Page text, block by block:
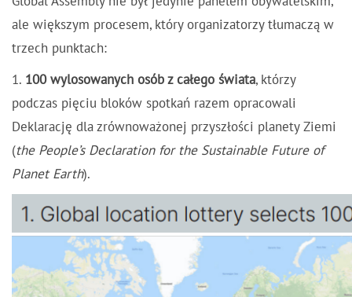
ale większym procesem, który organizatorzy tłumaczą w
trzech punktach:
1. 100 wylosowanych osób z całego świata, którzy
podczas pięciu bloków spotkań razem opracowali
Deklarację dla zrównoważonej przyszłości planety Ziemi
(the People’s Declaration for the Sustainable Future of
Planet Earth).